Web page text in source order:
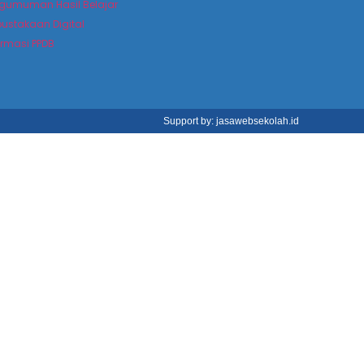
Hasil Belajar
Digital
PPDB
Support by: jasawebsekolah.id